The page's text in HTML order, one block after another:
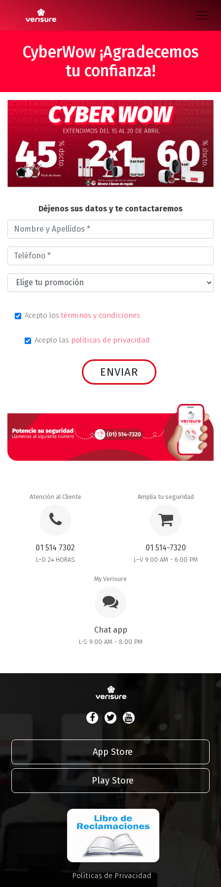
CyberWow ¡Agradecemos
tu confianza!
Déjenos sus datos y te contactaremos
Acepto lostérminos y condiciones
Acepto las políticas de privacidad
Atención al Cliente
01 514 7302
L–D 24 HORAS
Amplía tu seguridad
01 514-7320
L–V 9:00 AM - 6:00 PM
My Verisure
Chat app
L-S 9:00 AM - 8:00 PM
App Store
Play Store
Políticas de Privacidad